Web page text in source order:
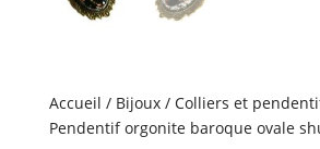
Accueil / Bijoux/ Colliers et
Pendentif orgonite baroque ovale